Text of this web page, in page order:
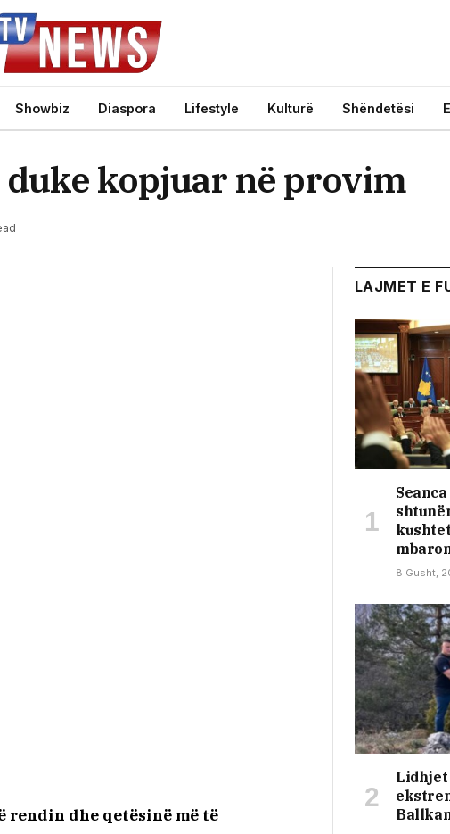
Showbiz Diaspora Lifestyle Kulturë Shëndetësi
kopjuar në provim
dhe qetësinë më të
LAJMET E
8 Gusht,
Lidhjet